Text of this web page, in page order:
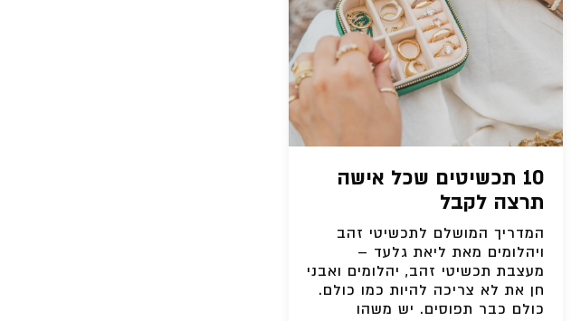
10 תכשיטים שכל אישה
תרצה לקבל
המדריך המושלם לתכשיטי זהב
ויהלומים מאת ליאת גלעד –
מעצבת תכשיטי זהב, יהלומים ואבני
חן את לא צריכה להיות כמו כולם.
כולם כבר תפוסים. יש משהו